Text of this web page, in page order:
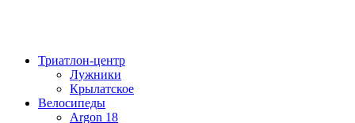
Триатлон-центр
Лужники
Крылатское
Велосипеды
Argon 18